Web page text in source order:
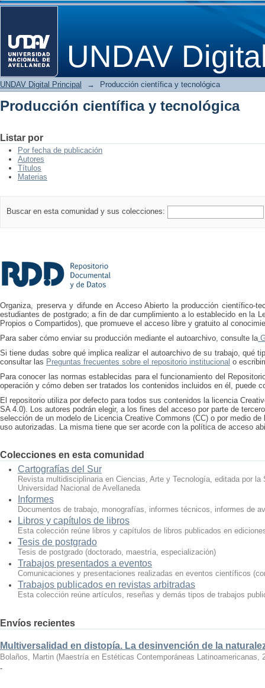
UNDAV
Producción científica y tecnológica
UNDAV Digital Principal → Producción científica y tecnológica
Producción científica y tecnológica
Listar por
Por fecha de publicación
Autores
Títulos
Materias
Buscar en esta comunidad y sus colecciones:
Organiza, preserva y difunde en Acceso Abierto la producción científico-
estudiantes de postgrado; a fin de dar cumplimiento a lo establecido en la
Propios o Compartidos), que promueve el acceso libre y gratuito al
Para saber cómo enviar su producción mediante el autoarchivo, consulte la
Si tiene dudas sobre qué implica realizar el autoarchivo de su trabajo, qué
consultar las Preguntas frecuentes sobre el repositorio institucional o
Para conocer las normas establecidas para el funcionamiento del
operación y cómo deben ser tratados los contenidos incluidos en él, puede
El repositorio utiliza por defecto para todos sus contenidos la licencia
SA 4.0). Los autores podrán elegir, a los fines del acceso por parte de
selección de un modelo de Licencia Creative Commons (CC) o por medio
uso autorizadas. La misma tiene que ser acorde con la política de acceso
Colecciones en esta comunidad
Cartografías del Sur
Revista multidisciplinaria en Ciencias, Arte y Tecnología, editada por
Universidad Nacional de Avellaneda
Informes
Documentos de trabajo, monografías, informes técnicos, informes de
Libros y capítulos de libros
Esta colección reúne libros y capítulos de libros publicados en
Tesis de postgrado
Tesis de postgrado (doctorado, maestría, especialización)
Trabajos presentados a eventos
Comunicaciones y presentaciones realizadas en eventos científicos
Trabajos publicados en revistas arbitradas
Esta colección reúne artículos, reseñas y demás tipos de trabajos
Envíos recientes
Multiversalidad en distopía. La desinvención de la
Bolaños, Martin (Maestría en Estéticas Contemporáneas Latinoamericanas,
-